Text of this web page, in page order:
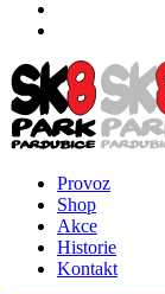
Provoz
Shop
Akce
Historie
Kontakt